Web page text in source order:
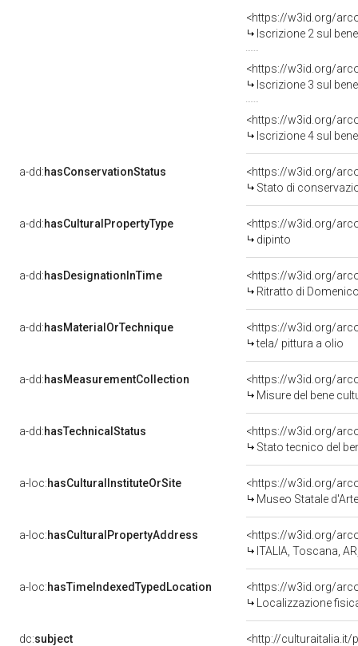
<https://w3id.org/
Iscrizione 2 sul
<https://w3id.org/
Iscrizione 3 sul
<https://w3id.org/
Iscrizione 4 sul
a-dd:hasConservationStatus
<https://w3id.org/
Stato di
a-dd:hasCulturalPropertyType
<https://w3id.org/
dipinto
a-dd:hasDesignationInTime
<https://w3id.org/
Ritratto di
a-dd:hasMaterialOrTechnique
<https://w3id.org/
tela/ pittura a olio
a-dd:hasMeasurementCollection
<https://w3id.org/
Misure del bene
a-dd:hasTechnicalStatus
<https://w3id.org/
Stato tecnico del
a-loc:hasCulturalInstituteOrSite
<https://w3id.org/
Museo Statale
a-loc:hasCulturalPropertyAddress
<https://w3id.org/
ITALIA, Toscana,
a-loc:hasTimeIndexedTypedLocation
<https://w3id.org/
Localizzazione
dc:subject <http://culturaitalia.it/